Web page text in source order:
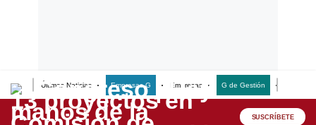
Últimas Noticias Empresas G Empresas G de Gestión
Lo último
Peru Quiosco SUSCRÍBETE